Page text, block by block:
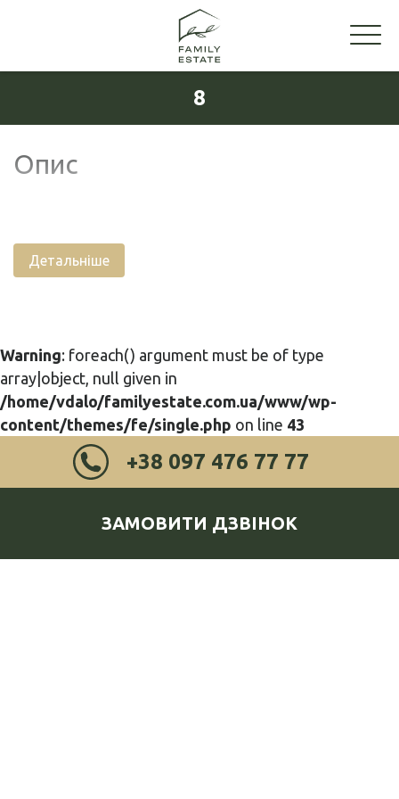
8
Опис
Детальніше
Warning: foreach() argument must be of type
array|object, null given in
/home/vdalo/familyestate.com.ua/www/wp-
content/themes/fe/single.php on line 43
+38 097 476 77 77
ЗАМОВИТИ ДЗВІНОК